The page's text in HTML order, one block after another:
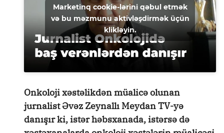
Marketinq cookie-lərini qəbul etmək
və bu məzmunu aktivləşdirmək üçün
klikləyin.
Onkoloji xəstəlikdən müalicə olunan
jurnalist Əvəz Zeynallı Meydan TV-yə
danışır ki, istər həbsxanada, istərsə də